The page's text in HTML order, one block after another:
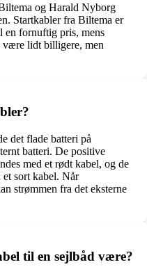
og Harald Nyborg
Startkabler fra Biltema er
fornuftig pris, mens
være lidt billigere, men
det flade batteri på
batteri. De positive
med et rødt kabel, og de
et sort kabel. Når
strømmen fra det eksterne
til en sejlbåd være?